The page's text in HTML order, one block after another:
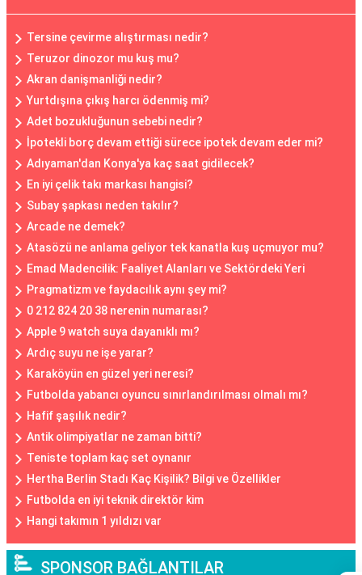
Tersine çevirme alıştırması nedir?
Teruzor dinozor mu kuş mu?
Akran danişmanliği nedir?
Yurtdışına çıkış harcı ödenmiş mi?
Adet bozukluğunun sebebi nedir?
İpotekli borç devam ettiği sürece ipotek devam eder mi?
Adıyaman'dan Konya'ya kaç saat gidilecek?
En iyi çelik takı markası hangisi?
Subay şapkası neden takılır?
Arcade ne demek?
Atasözü ne anlama geliyor tek kanatla kuş uçmuyor mu?
Emad Madencilik: Faaliyet Alanları ve Sektördeki Yeri
Pragmatizm ve faydacılık aynı şey mi?
0 212 824 20 38 nerenin numarası?
Apple 9 watch suya dayanıklı mı?
Ardıç suyu ne işe yarar?
Karaköyün en güzel yeri neresi?
Futbolda yabancı oyuncu sınırlandırılması olmalı mı?
Hafif şaşılık nedir?
Antik olimpiyatlar ne zaman bitti?
Teniste toplam kaç set oynanır
Hertha Berlin Stadı Kaç Kişilik? Bilgi ve Özellikler
Futbolda en iyi teknik direktör kim
Hangi takımın 1 yıldızı var
SPONSOR BAĞLANTILAR